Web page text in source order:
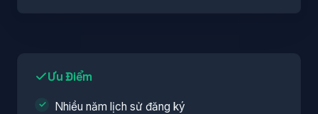
Ưu Điểm
Nhiều năm lịch sử đăng ký